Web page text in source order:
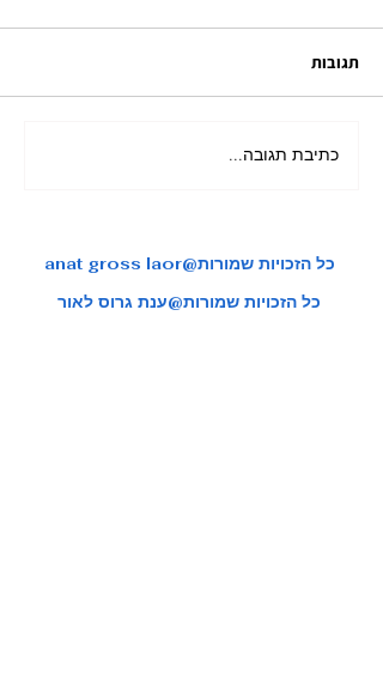
מאורגן ליפן בשלכת בהדרכת
תגובות
כתיבת תגובה...
anat gross laor@כל הזכויות שמורות